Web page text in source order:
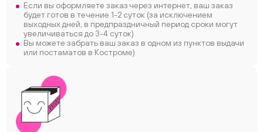
Если вы оформляете заказ через интернет, ваш заказ
будет готов в течение 1-2 суток (за исключением
выходных дней, в предпраздничный период сроки могут
увеличиваться до 3-4 суток)
Вы можете забрать ваш заказ в одном из пунктов выдачи
или постаматов в Костроме)